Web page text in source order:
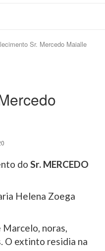
Sr. Mercedo Maialle
do Sr. MERCEDO
Helena Zoega
noras,
O extinto residia na